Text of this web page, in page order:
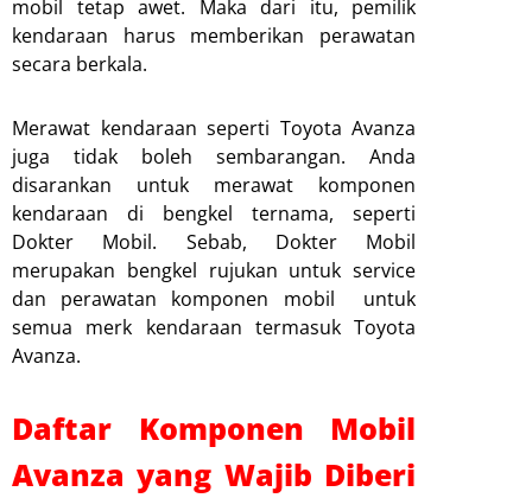
mobil tetap awet. Maka dari itu, pemilik
kendaraan harus memberikan perawatan
secara berkala.
Merawat kendaraan seperti Toyota Avanza
juga tidak boleh sembarangan. Anda
disarankan untuk merawat komponen
kendaraan di bengkel ternama, seperti
Dokter Mobil. Sebab, Dokter Mobil
merupakan bengkel rujukan untuk service
dan perawatan komponen mobil untuk
semua merk kendaraan termasuk Toyota
Avanza.
Daftar Komponen Mobil
Avanza yang Wajib Diberi